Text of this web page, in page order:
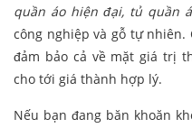
quần áo hiện đại, tủ quần
công nghiệp và gỗ tự nhiên.
đảm bảo cả về mặt giá trị
cho tới giá thành hợp lý.
Nếu bạn đang băn khoăn